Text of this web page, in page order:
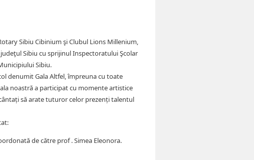
Sibiu Cibinium şi Clubul Lions Millenium,
Sibiu cu sprijinul Inspectoratului Şcolar
Sibiu.
denumit Gala Altfel, împreuna cu toate
noastră a participat cu momente artistice
să arate tuturor celor prezenți talentul
de către prof . Simea Eleonora.